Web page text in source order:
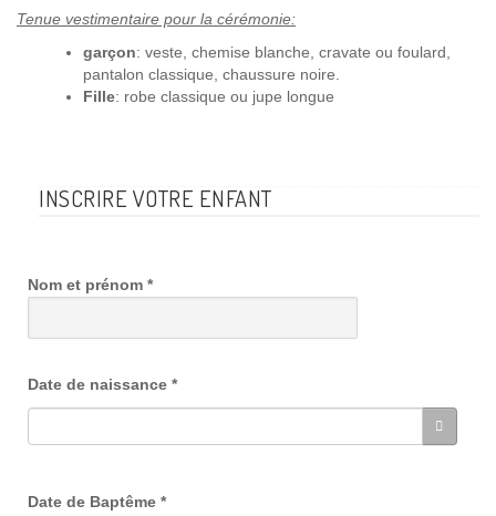
Tenue vestimentaire pour la cérémonie:
garçon: veste, chemise blanche, cravate ou foulard,
pantalon classique, chaussure noire.
Fille: robe classique ou jupe longue
INSCRIRE VOTRE ENFANT
Nom et prénom *
Date de naissance *
Date de Baptême *